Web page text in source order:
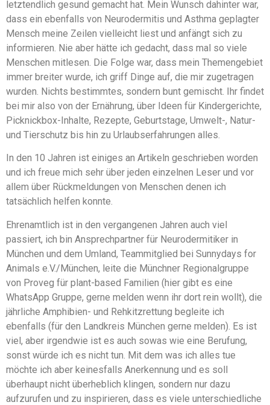
letztendlich gesund gemacht hat. Mein Wunsch dahinter war,
dass ein ebenfalls von Neurodermitis und Asthma geplagter
Mensch meine Zeilen vielleicht liest und anfängt sich zu
informieren. Nie aber hätte ich gedacht, dass mal so viele
Menschen mitlesen. Die Folge war, dass mein Themengebiet
immer breiter wurde, ich griff Dinge auf, die mir zugetragen
wurden. Nichts bestimmtes, sondern bunt gemischt. Ihr findet
bei mir also von der Ernährung, über Ideen für Kindergerichte,
Picknickbox-Inhalte, Rezepte, Geburtstage, Umwelt-, Natur-
und Tierschutz bis hin zu Urlaubserfahrungen alles.
In den 10 Jahren ist einiges an Artikeln geschrieben worden
und ich freue mich sehr über jeden einzelnen Leser und vor
allem über Rückmeldungen von Menschen denen ich
tatsächlich helfen konnte.
Ehrenamtlich ist in den vergangenen Jahren auch viel
passiert, ich bin Ansprechpartner für Neurodermitiker in
München und dem Umland, Teammitglied bei Sunnydays for
Animals e.V./München, leite die Münchner Regionalgruppe
von Proveg für plant-based Familien (hier gibt es eine
WhatsApp Gruppe, gerne melden wenn ihr dort rein wollt), die
jährliche Amphibien- und Rehkitzrettung begleite ich
ebenfalls (für den Landkreis München gerne melden). Es ist
viel, aber irgendwie ist es auch sowas wie eine Berufung,
sonst würde ich es nicht tun. Mit dem was ich alles tue
möchte ich aber keinesfalls Anerkennung und es soll
überhaupt nicht überheblich klingen, sondern nur dazu
aufzurufen und zu inspirieren, dass es viele unterschiedliche